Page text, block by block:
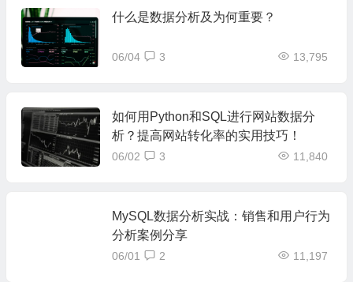
什么是数据分析及为何重要？
06/04 13,795
3
如何用Python和SQL进行网站数据分
析？提高网站转化率的实用技巧！
06/02 11,840
3
MySQL数据分析实战：销售和用户行为
分析案例分享
06/01 11,197
2